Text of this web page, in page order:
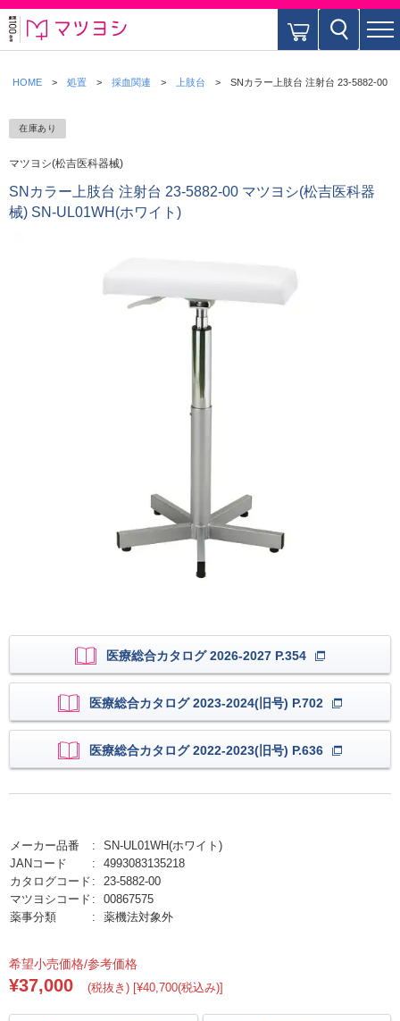
HOME 処置 採血関連 上肢台 SNカラー上肢台 注射台 23-5882-00
在庫あり
マツヨシ(松吉医科器械)
SNカラー上肢台 注射台 23-5882-00 マツヨシ(松吉医科器
械) SN-UL01WH(ホワイト)
医療総合カタログ 2026-2027 P.354
医療総合カタログ 2023-2024(旧号) P.702
医療総合カタログ 2022-2023(旧号) P.636
メーカー品番
SN-UL01WH(ホワイト)
JANコード
4993083135218
カタログコード
23-5882-00
マツヨシコード
00867575
薬事分類
薬機法対象外
希望小売価格/参考価格
¥37,000 (税抜き) [¥40,700(税込み)]